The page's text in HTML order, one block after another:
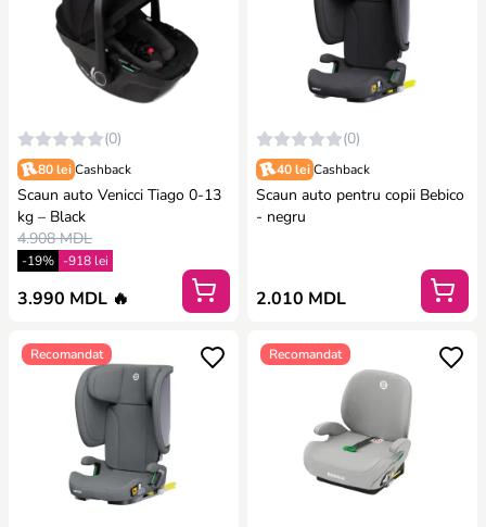
(0)
80 lei Cashback
Scaun auto Venicci Tiago 0-13
kg – Black
4.908 MDL
-19% -918 lei
3.990 MDL 🔥
(0)
40 lei Cashback
Scaun auto pentru copii Bebico
- negru
2.010 MDL
Recomandat Recomandat